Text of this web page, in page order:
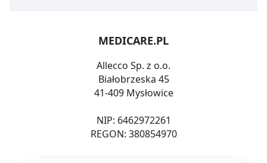
MEDICARE.PL
Allecco Sp. z o.o.
Białobrzeska 45
41-409 Mysłowice
NIP: 6462972261
REGON: 380854970